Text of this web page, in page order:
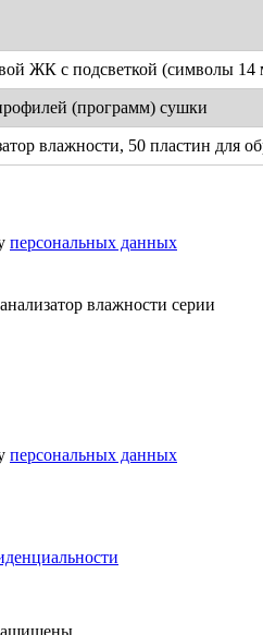
ЖК с подсветкой (символы 14
(программ) сушки
влажности, 50 пластин для
персональных данных
влажности серии
персональных данных